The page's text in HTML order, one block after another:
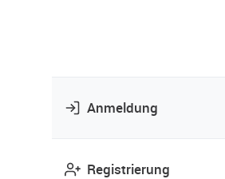
Anmeldung
Registrierung